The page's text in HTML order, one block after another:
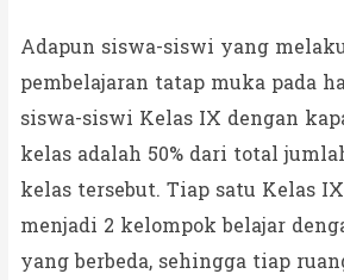
Adapun siswa-siswi yang
pembelajaran tatap muka pada
siswa-siswi Kelas IX dengan
kelas adalah 50% dari total
kelas tersebut. Tiap satu Kelas
menjadi 2 kelompok belajar
yang berbeda, sehingga tiap